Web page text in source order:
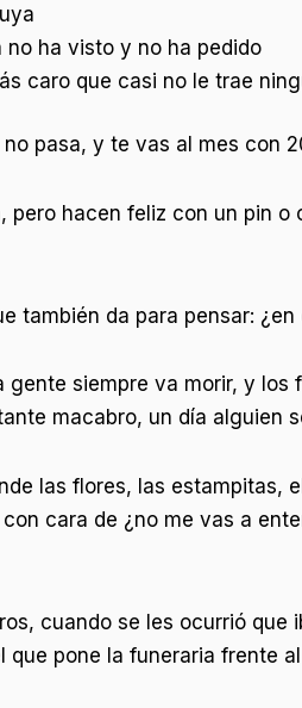
ha visto y no ha pedido
caro que casi no le trae
pasa, y te vas al mes
hacen feliz con un pin
también da para pensar:
gente siempre va morir, y
macabro, un día
las flores, las estampitas,
cara de ¿no me vas a
cuando se les ocurrió
que pone la funeraria frente